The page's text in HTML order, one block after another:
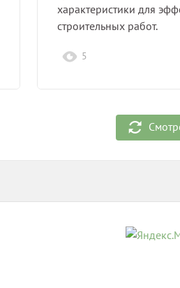
характеристики для
строительных работ.
5